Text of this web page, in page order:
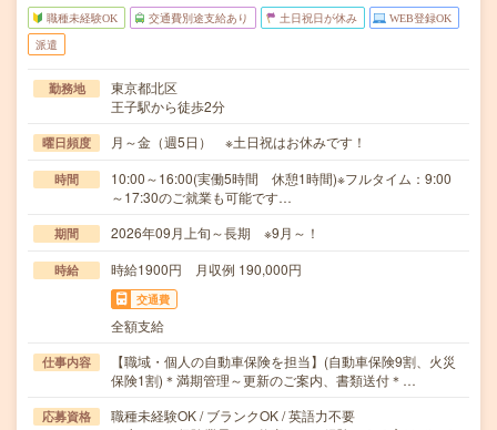
職種未経験OK 交通費別途支給あり 土日祝日が休み WEB登録OK
派遣
勤務地
東京都北区
王子駅から徒歩2分
曜日頻度 月～金（週5日） ※土日祝はお休みです！
時間
10:00～16:00(実働5時間 休憩1時間)※フルタイム：9:00
～17:30のご就業も可能です…
期間 2026年09月上旬～長期 ※9月～！
時給 時給1900円 月収例 190,000円
交通費
全額支給
仕事内容
【職域・個人の自動車保険を担当】(自動車保険9割、火災
保険1割)＊満期管理～更新のご案内、書類送付＊…
応募資格
職種未経験OK / ブランクOK / 英語力不要